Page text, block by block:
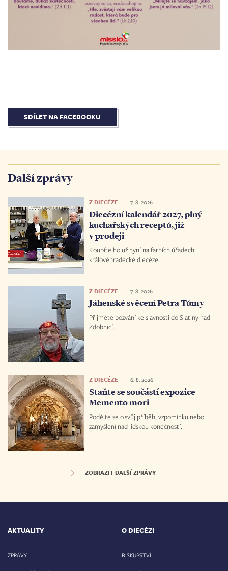
SDÍLET NA FACEBOOKU
Další zprávy
Z DIECÉZE 7. 8. 2026
Diecézní kalendář 2027, plný
kuchařských receptů, již
v prodeji
Koupíte ho už nyní na farních úřadech
královéhradecké diecéze.
Z DIECÉZE 7. 8. 2026
Jáhenské svěcení Petra Tůmy
Přijměte pozvání ke slavnosti do Slatiny nad
Zdobnicí.
Z DIECÉZE 6. 8. 2026
Staňte se součástí expozice
Memento mori
Podělte se o svůj příběh, vzpomínku nebo
zamyšlení nad lidskou konečností.
ZOBRAZIT DALŠÍ ZPRÁVY
AKTUALITY
ZPRÁVY
O DIECÉZI
BISKUPSTVÍ